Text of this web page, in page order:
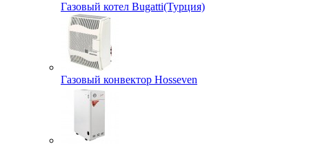
Газовый котел Bugatti(Турция)
Газовый конвектор Hosseven